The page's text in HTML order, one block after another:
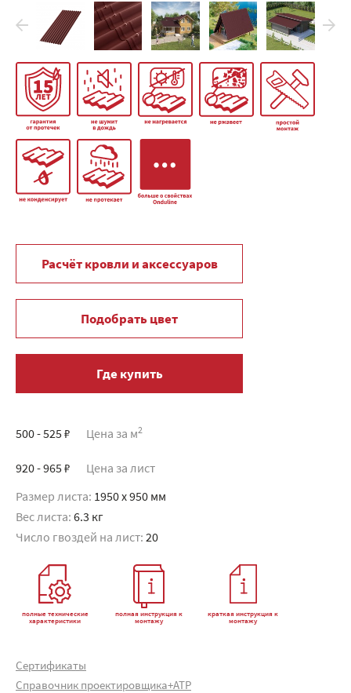
Расчёт кровли и аксессуаров
Подобрать цвет
Где купить
500 - 525 ₽ Цена за м2
920 - 965 ₽ Цена за лист
Размер листа: 1950 x 950 мм
Вес листа: 6.3 кг
Число гвоздей на лист: 20
полные технические
характеристики
полная инструкция к
монтажу
краткая инструкция к
монтажу
Сертификаты
Справочник проектировщика+АТР